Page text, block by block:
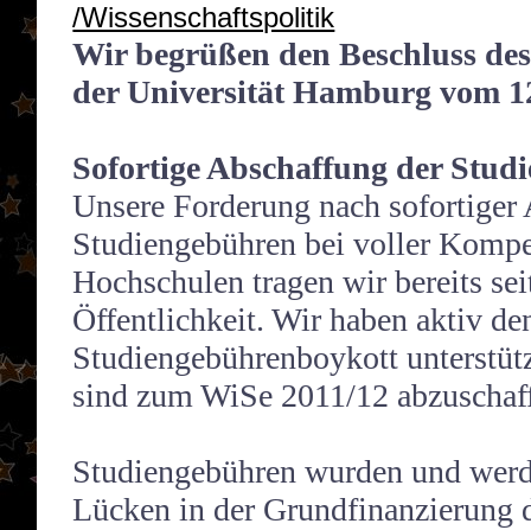
/Wissenschaftspolitik
Wir begrüßen den Beschluss
der Universität Hamburg vom
Sofortige Abschaffung der
Unsere Forderung nach sofortiger
Studiengebühren bei voller
Hochschulen tragen wir bereits
Öffentlichkeit. Wir haben aktiv
Studiengebührenboykott
sind zum WiSe 2011/12
Studiengebühren wurden und
Lücken in der Grundfinanzierung